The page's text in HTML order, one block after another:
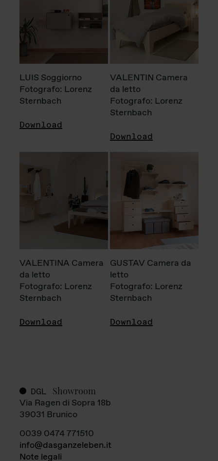
LUIS Soggiorno
Fotografo: Lorenz
Sternbach
Download
VALENTIN Camera
da letto
Fotografo: Lorenz
Sternbach
Download
VALENTINA Camera
da letto
Fotografo: Lorenz
Sternbach
Download
GUSTAV Camera da
letto
Fotografo: Lorenz
Sternbach
Download
DGL Showroom
Via Ragen di Sopra 18b
39031 Brunico
0039 0474 771510
info@dasganzeleben.it
Note legali